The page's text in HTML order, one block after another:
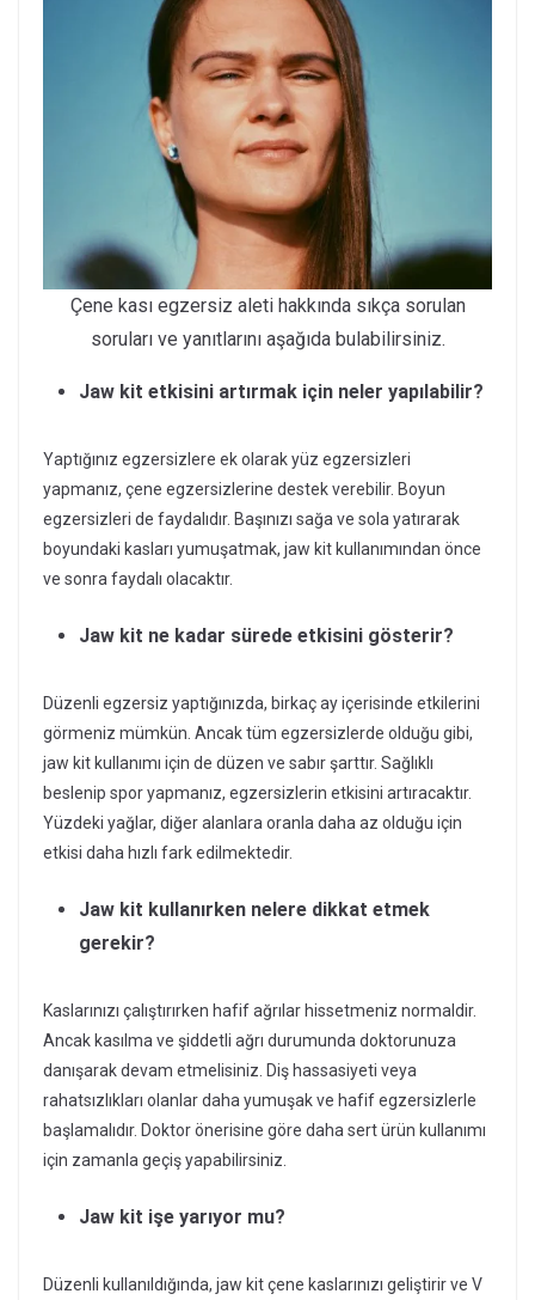
Çene kası egzersiz aleti hakkında sıkça sorulan
soruları ve yanıtlarını aşağıda bulabilirsiniz.
Jaw kit etkisini artırmak için neler yapılabilir?
Yaptığınız egzersizlere ek olarak yüz egzersizleri
yapmanız, çene egzersizlerine destek verebilir. Boyun
egzersizleri de faydalıdır. Başınızı sağa ve sola yatırarak
boyundaki kasları yumuşatmak, jaw kit kullanımından önce
ve sonra faydalı olacaktır.
Jaw kit ne kadar sürede etkisini gösterir?
Düzenli egzersiz yaptığınızda, birkaç ay içerisinde etkilerini
görmeniz mümkün. Ancak tüm egzersizlerde olduğu gibi,
jaw kit kullanımı için de düzen ve sabır şarttır. Sağlıklı
beslenip spor yapmanız, egzersizlerin etkisini artıracaktır.
Yüzdeki yağlar, diğer alanlara oranla daha az olduğu için
etkisi daha hızlı fark edilmektedir.
Jaw kit kullanırken nelere dikkat etmek
gerekir?
Kaslarınızı çalıştırırken hafif ağrılar hissetmeniz normaldir.
Ancak kasılma ve şiddetli ağrı durumunda doktorunuza
danışarak devam etmelisiniz. Diş hassasiyeti veya
rahatsızlıkları olanlar daha yumuşak ve hafif egzersizlerle
başlamalıdır. Doktor önerisine göre daha sert ürün kullanımı
için zamanla geçiş yapabilirsiniz.
Jaw kit işe yarıyor mu?
Düzenli kullanıldığında, jaw kit çene kaslarınızı geliştirir ve V